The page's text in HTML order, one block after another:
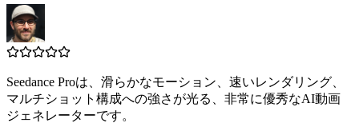
Seedance Proは、滑らかなモーション、速いレンダリング、
マルチショット構成への強さが光る、非常に優秀なAI動画
ジェネレーターです。